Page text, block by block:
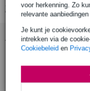
voor herkenning. Zo
relevante aanbiedingen
Je kunt je
intrekken via de
Cookiebeleid en
Bekijk alle
Accessoires (2)